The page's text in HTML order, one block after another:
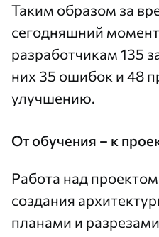
Таким образом за
сегодняшний
разработчикам 135
них 35 ошибок и 48
улучшению.
От обучения – к
Работа над
создания
планами и